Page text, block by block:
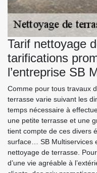
Tarif nettoyage
tarifications
l’entreprise SB
Comme pour tous travaux
terrasse varie suivant les
temps nécessaire à
une petite terrasse et une
tient compte de ces divers
surface… SB Multiservices
nettoyage de terrasse.
d’une vie agréable à